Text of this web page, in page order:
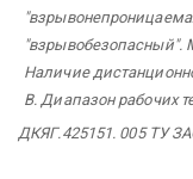
"взрывобезопасный".
Наличие
В. Диапазон рабочих
ДКЯГ.425151. 005 ТУ